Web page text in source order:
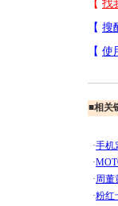
■相关